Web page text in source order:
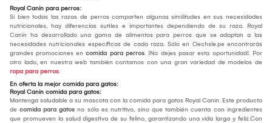
Royal Canin para perros:
Si bien todas las razas de perros comparten algunas similitudes en sus necesidades
nutricionales, hay diferencias sutiles e importantes dependiendo de su raza. Royal
Canin ha desarrollado una gama de alimentos para perros que se adaptan a las
necesidades nutricionales específicas de cada raza. Sólo en Oechsle.pe encontrarás
grandes promociones en comida para perros. ¡No dejes pasar esta oportunidad!. Por
otro lado, en nuestra web también contamos con una gran variedad de modelos de
ropa para perros.
En oferta la mejor comida para gatos:
Royal Canin comida para gatos:
Mantenga saludable a su mascota con la comida para gatos Royal Canin. Este producto
de comida para gatos no sólo es nutritivo, sino que también cuenta con ingredientes
que promueven la salud digestiva de su felino, garantizando una vida larga y feliz.Con